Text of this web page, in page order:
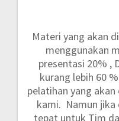
Materi yang akan
menggunakan
presentasi 20% ,
kurang lebih 60 %
pelatihan yang
kami. Namun jika
tepat untuk Tim